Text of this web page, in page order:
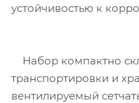
устойчивостью к
Набор компактно
транспортировки и
вентилируемый